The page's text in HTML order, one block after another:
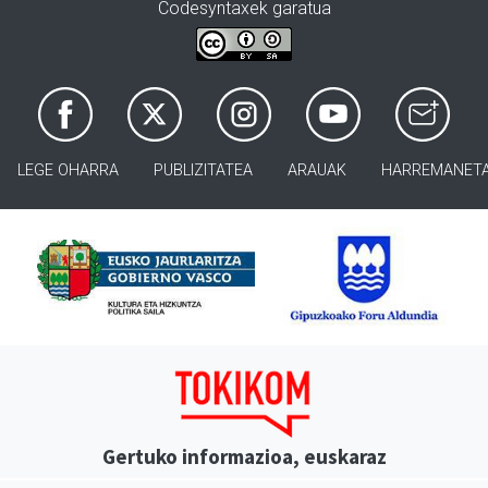
Codesyntaxek garatua
LEGE OHARRA PUBLIZITATEA ARAUAK
Gertuko informazioa, euskaraz